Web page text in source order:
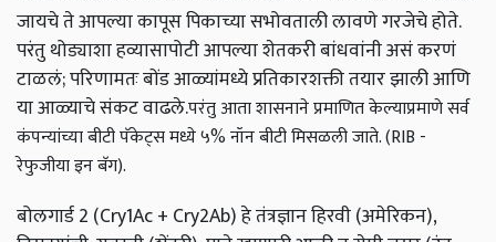
जायचे ते आपल्या कापूस पिकाच्या सभोवताली लावणे गरजेचे होते.
परंतु थोड्याशा हव्यासापोटी आपल्या शेतकरी बांधवांनी असं करणं
टाळलं; परिणामतः बोंड आळ्यांमध्ये प्रतिकारशक्ती तयार झाली आणि
या आळ्याचे संकट वाढले.परंतु आता शासनाने प्रमाणित केल्याप्रमाणे सर्व
कंपन्यांच्या बीटी पॅकेट्स मध्ये ५% नॉन बीटी मिसळली जाते. (RIB -
रेफुजीया इन बॅग).
बोलगार्ड 2 (Cry1Ac + Cry2Ab) हे तंत्रज्ञान हिरवी (अमेरिकन),